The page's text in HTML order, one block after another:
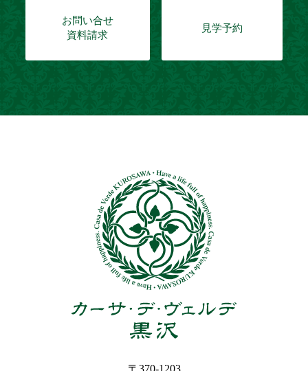
お問い合せ
資料請求
見学予約